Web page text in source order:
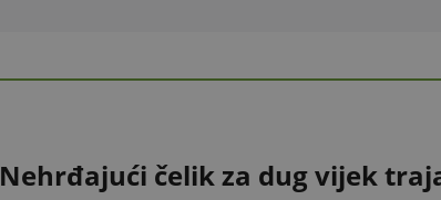
Nehrđajući čelik za dug vijek